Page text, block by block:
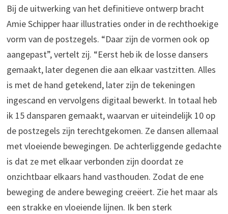
Bij de uitwerking van het definitieve ontwerp bracht
Amie Schipper haar illustraties onder in de rechthoekige
vorm van de postzegels. “Daar zijn de vormen ook op
aangepast”, vertelt zij. “Eerst heb ik de losse dansers
gemaakt, later degenen die aan elkaar vastzitten. Alles
is met de hand getekend, later zijn de tekeningen
ingescand en vervolgens digitaal bewerkt. In totaal heb
ik 15 dansparen gemaakt, waarvan er uiteindelijk 10 op
de postzegels zijn terechtgekomen. Ze dansen allemaal
met vloeiende bewegingen. De achterliggende gedachte
is dat ze met elkaar verbonden zijn doordat ze
onzichtbaar elkaars hand vasthouden. Zodat de ene
beweging de andere beweging creëert. Zie het maar als
een strakke en vloeiende lijnen. Ik ben sterk